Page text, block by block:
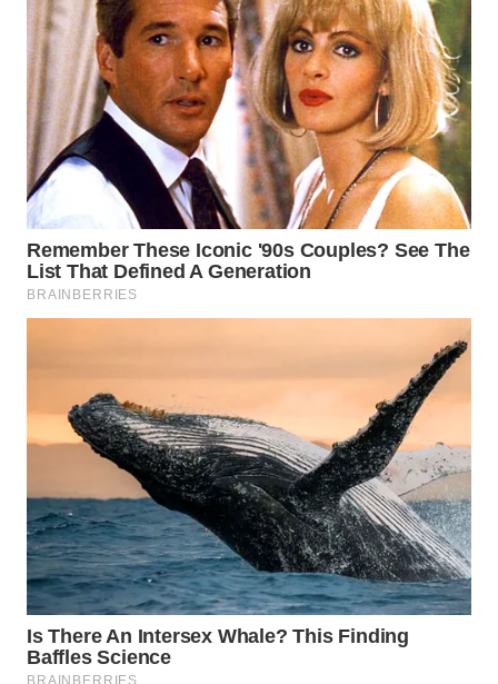
WN
BINJAI
WN
CIREBON
INDRAMAYU
WN
MAJALENGKA
WN
SUKABUMI
WN
PURWAKARTA